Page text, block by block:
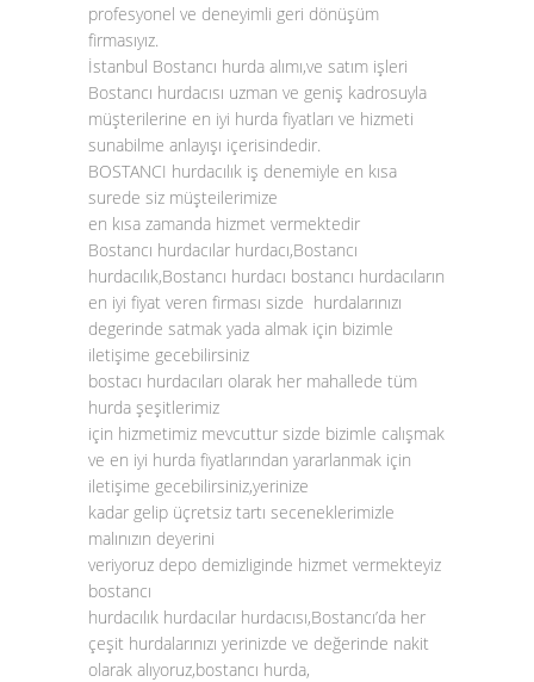
profesyonel ve deneyimli geri dönüşüm
firmasıyız.
İstanbul Bostancı hurda alımı,ve satım işleri
Bostancı hurdacısı uzman ve geniş kadrosuyla
müşterilerine en iyi hurda fiyatları ve hizmeti
sunabilme anlayışı içerisindedir.
BOSTANCI hurdacılık iş denemiyle en kısa
surede siz müşteilerimize
en kısa zamanda hizmet vermektedir
Bostancı hurdacılar hurdacı,Bostancı
hurdacılık,Bostancı hurdacı bostancı hurdacıların
en iyi fiyat veren firması sizde hurdalarınızı
degerinde satmak yada almak için bizimle
iletişime gecebilirsiniz
bostacı hurdacıları olarak her mahallede tüm
hurda şeşitlerimiz
için hizmetimiz mevcuttur sizde bizimle calışmak
ve en iyi hurda fiyatlarından yararlanmak için
iletişime gecebilirsiniz,yerinize
kadar gelip üçretsiz tartı seceneklerimizle
malınızın deyerini
veriyoruz depo demizliginde hizmet vermekteyiz
bostancı
hurdacılık hurdacılar hurdacısı,Bostancı’da her
çeşit hurdalarınızı yerinizde ve değerinde nakit
olarak alıyoruz,bostancı hurda,